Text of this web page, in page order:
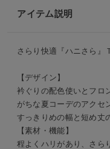
アイテム説明
さらり快適『ハニさら』
【デザイン】
衿ぐりの配色使いとフロ
がちな夏コーデのアクセ
すっきりめの幅と短め丈
【素材・機能】
程よくハリがあり、さら